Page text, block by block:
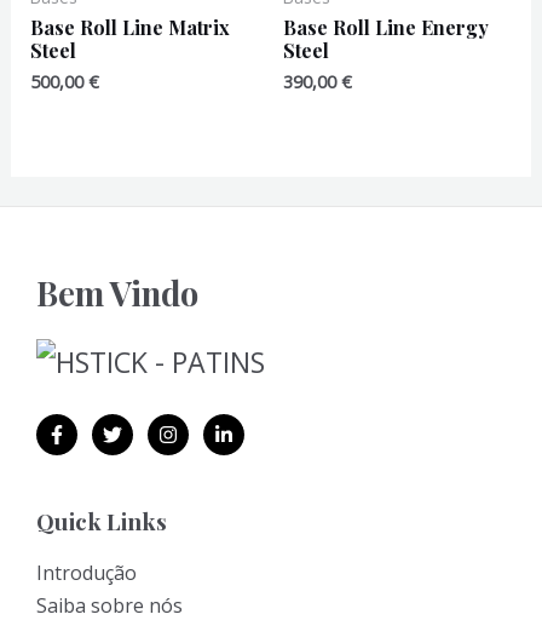
Base Roll Line Matrix
Steel
500,00€
Base Roll Line Energy
Steel
390,00€
Bem Vindo
Quick Links
Introdução
Saiba sobre nós